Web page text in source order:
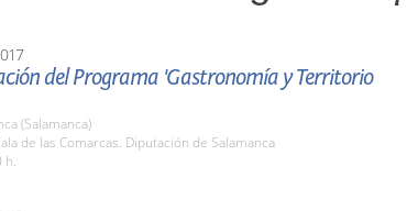
del Programa 'Gastronomía y Territorio
(Salamanca)
de las Comarcas. Diputación de Salamanca
h.